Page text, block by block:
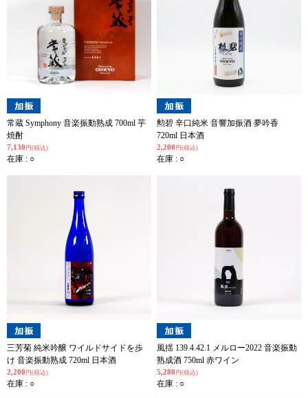
常蔵 Symphony 音楽振動熟成 700ml 芋
焼酎
7,130 円(税込)
在庫 : ○
勲碧 辛口純米 音響加振酒 夢吟香
720ml 日本酒
2,200 円(税込)
在庫 : ○
三芳菊 純米吟醸 ワイルドサイドを歩
け 音楽振動熟成 720ml 日本酒
2,200 円(税込)
在庫 : ○
風揺 139.4.42.1 メルロー2022 音楽振動
熟成酒 750ml 赤ワイン
5,280 円(税込)
在庫 : ○